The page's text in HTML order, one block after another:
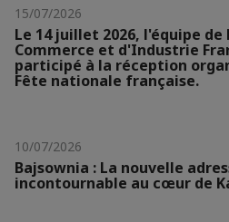
15/07/2026
Le 14 juillet 2026, l'équipe de
Commerce et d'Industrie
participé à la réception
Fête nationale française.
10/07/2026
Bajsownia : La nouvelle
incontournable au cœur de